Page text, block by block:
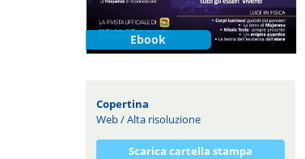
Ebook
Copertina
Web/Alta risoluzione
Scarica cartella stampa